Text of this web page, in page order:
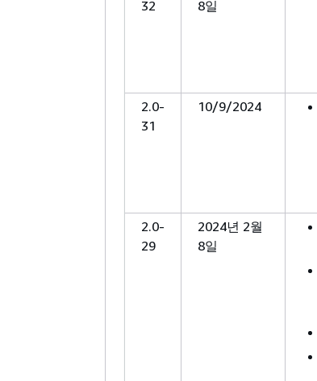
32
8일
2.0-
31
10/9/2024
2.0-
29
2024년 2월
8일